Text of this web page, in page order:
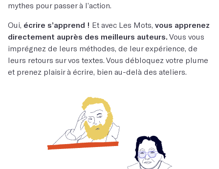
mythes pour passer à l’action.
Oui, écrire s’apprend ! Et avec Les Mots, vous apprenez
directement auprès des meilleurs auteurs. Vous vous
imprégnez de leurs méthodes, de leur expérience, de
leurs retours sur vos textes. Vous débloquez votre plume
et prenez plaisir à écrire, bien au-delà des ateliers.